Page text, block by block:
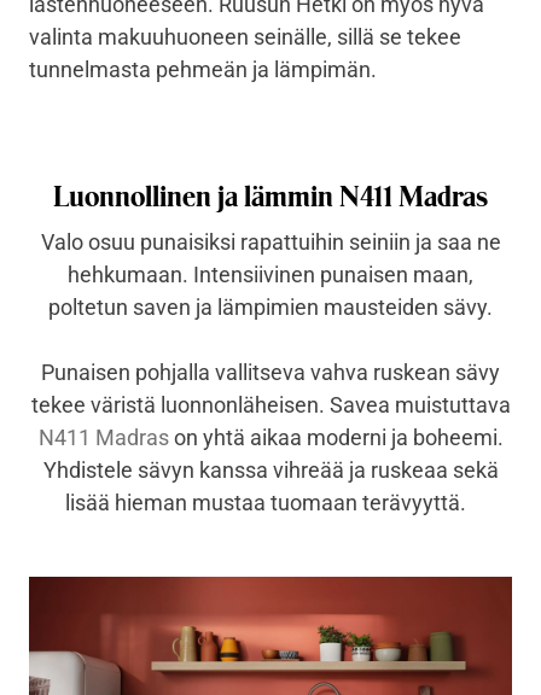
valinta makuuhuoneen seinälle, sillä se tekee
tunnelmasta pehmeän ja lämpimän.
Luonnollinen ja lämmin N411 Madras
Valo osuu punaisiksi rapattuihin seiniin ja saa ne
hehkumaan. Intensiivinen punaisen maan,
poltetun saven ja lämpimien mausteiden sävy.
Punaisen pohjalla vallitseva vahva ruskean sävy
tekee väristä luonnonläheisen. Savea muistuttava
N411 Madrason yhtä aikaa moderni ja boheemi.
Yhdistele sävyn kanssa vihreää ja ruskeaa sekä
lisää hieman mustaa tuomaan terävyyttä.